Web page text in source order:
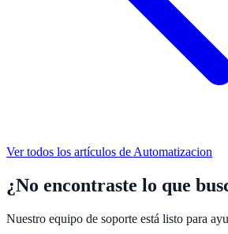
Ver todos los artículos deAutomatizacion
¿No encontraste lo que
Nuestro equipo de soporte está listo para